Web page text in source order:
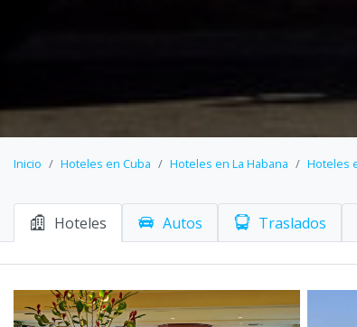
Inicio Hoteles en Cuba Hoteles en La Habana Hoteles
Hoteles Autos Traslados